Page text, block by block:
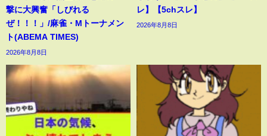
撃に大興奮「しびれる
ぜ！！！」/麻雀・Mトーナメン
ト(ABEMA TIMES)
2026年8月8日
レ】【5chスレ】
2026年8月8日